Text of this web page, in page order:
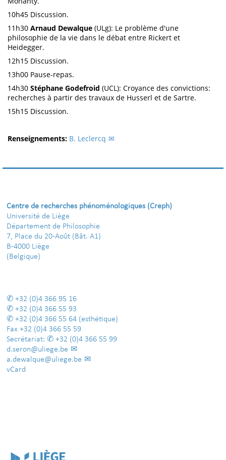
10h45 Discussion.
11h30 Arnaud Dewalque (ULg): Le problème d'une
philosophie de la vie dans le débat entre Rickert et
Heidegger.
12h15 Discussion.
13h00 Pause-repas.
14h30 Stéphane Godefroid (UCL): Croyance des convictions:
recherches à partir des travaux de Husserl et de Sartre.
15h15 Discussion.
Renseignements: B. Leclercq
Centre de recherches phénoménologiques (Creph)
Université de Liège
Département de Philosophie
7, Place du 20-Août (Bât. A1)
B-4000 Liège
(Belgique)
+32 (0)4 366 95 16
+32 (0)4 366 55 93
+32 (0)4 366 55 64 (esthétique)
Fax +32 (0)4 366 55 59
Secrétariat:
+32 (0)4 366 55 99
d.seron@uliege.be
a.dewalque@uliege.be
vCard